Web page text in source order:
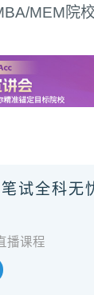
MEM院
试全科无
播课程